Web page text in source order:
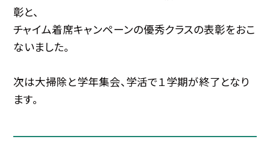
彰と、
チャイム着席キャンペーンの優秀クラスの表彰をおこ
ないました。
次は大掃除と学年集会、学活で１学期が終了となり
ます。